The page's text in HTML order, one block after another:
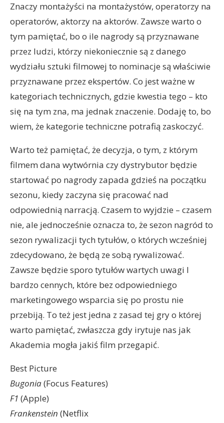
Znaczy montażyści na montażystów, operatorzy na
operatorów, aktorzy na aktorów. Zawsze warto o
tym pamiętać, bo o ile nagrody są przyznawane
przez ludzi, którzy niekoniecznie są z danego
wydziału sztuki filmowej to nominacje są właściwie
przyznawane przez ekspertów. Co jest ważne w
kategoriach technicznych, gdzie kwestia tego – kto
się na tym zna, ma jednak znaczenie. Dodaję to, bo
wiem, że kategorie techniczne potrafią zaskoczyć.
Warto też pamiętać, że decyzja, o tym, z którym
filmem dana wytwórnia czy dystrybutor będzie
startować po nagrody zapada gdzieś na początku
sezonu, kiedy zaczyna się pracować nad
odpowiednią narracją. Czasem to wyjdzie – czasem
nie, ale jednocześnie oznacza to, że sezon nagród to
sezon rywalizacji tych tytułów, o których wcześniej
zdecydowano, że będą ze sobą rywalizować.
Zawsze będzie sporo tytułów wartych uwagi I
bardzo cennych, które bez odpowiedniego
marketingowego wsparcia się po prostu nie
przebiją. To też jest jedna z zasad tej gry o której
warto pamiętać, zwłaszcza gdy irytuje nas jak
Akademia mogła jakiś film przegapić.
Best Picture
Bugonia(Focus Features)
F1 (Apple)
Frankenstein (Netflix